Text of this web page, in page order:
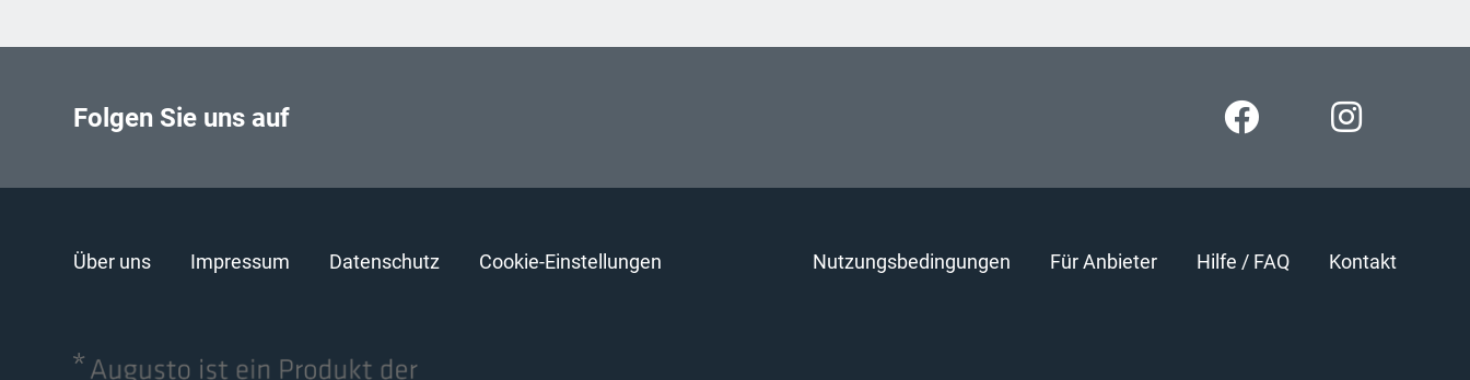
Folgen Sie uns auf
Über uns Impressum Datenschutz Cookie-Einstellungen Nutzungsbedingungen Für Anbieter Hilfe / FAQ Kontakt